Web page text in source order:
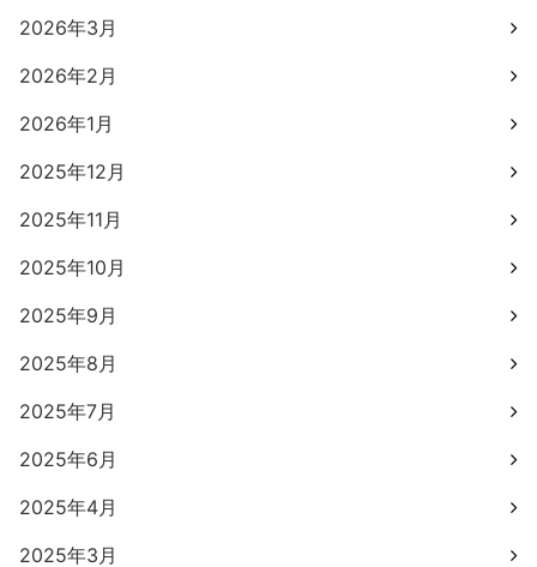
2026年3月
2026年2月
2026年1月
2025年12月
2025年11月
2025年10月
2025年9月
2025年8月
2025年7月
2025年6月
2025年4月
2025年3月